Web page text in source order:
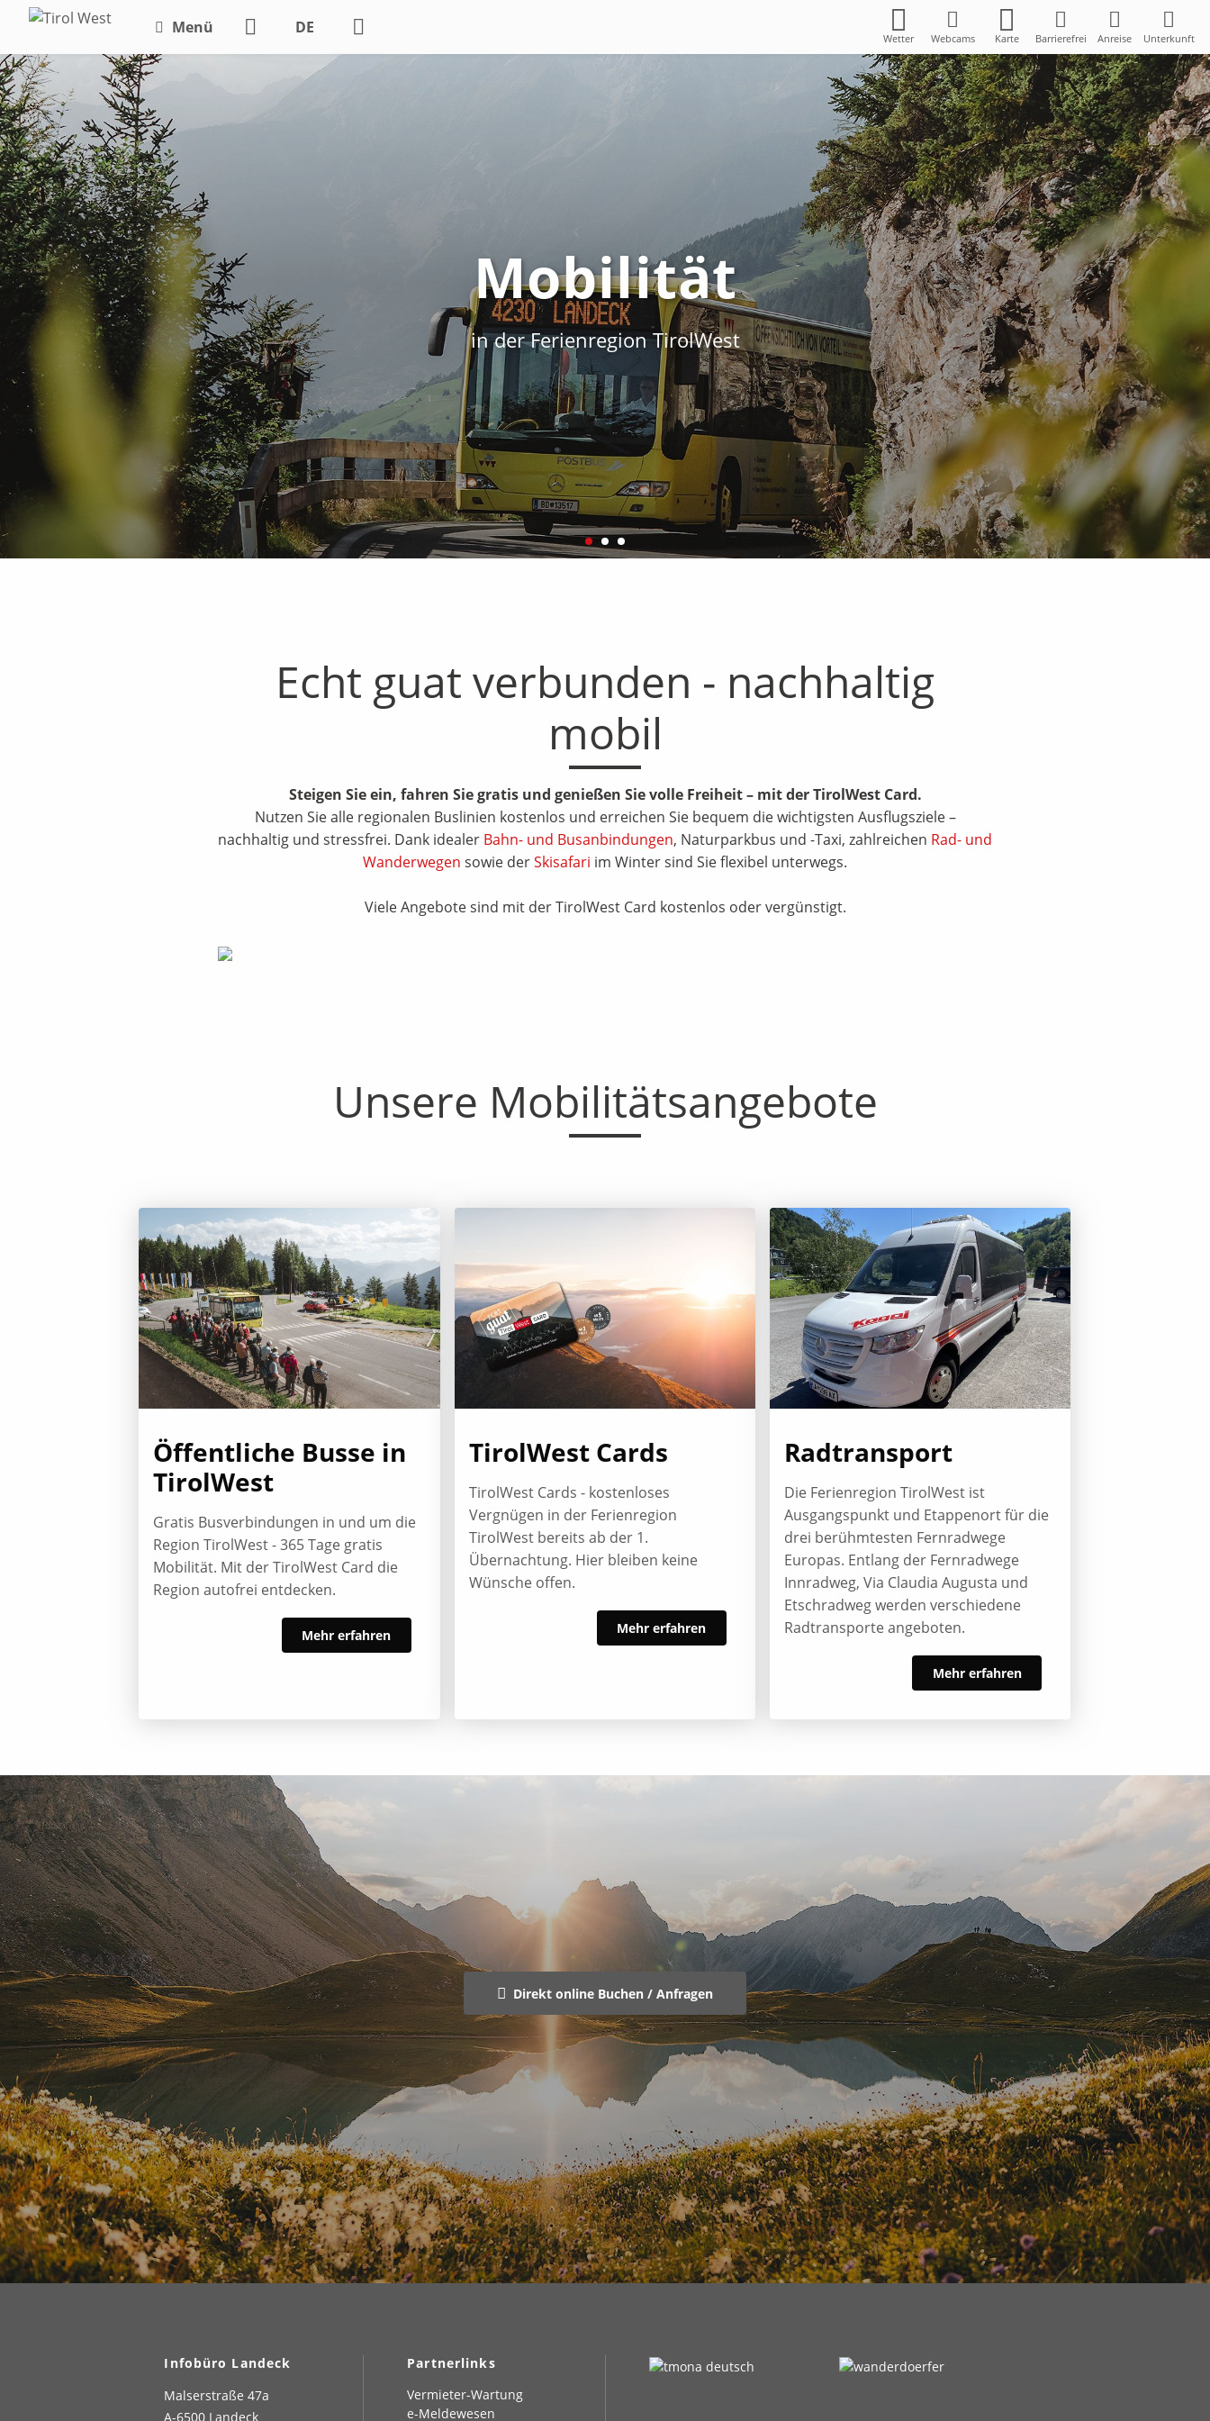
Menü DE
EN
Wetter Webcams Karte Barrierefrei Anreise Unterkunft
Radtransporte
Echt guat verbunden - nachhaltig
mobil
Steigen Sie ein, fahren Sie gratis und genießen Sie volle Freiheit – mit der TirolWest Card.
Nutzen Sie alle regionalen Buslinien kostenlos und erreichen Sie bequem die wichtigsten Ausflugsziele –
nachhaltig und stressfrei. Dank idealer Bahn- und Busanbindungen, Naturparkbus und -Taxi, zahlreichen Rad- und
Wanderwegen sowie derSkisafari im Winter sind Sie flexibel unterwegs.
Viele Angebote sind mit der TirolWest Card kostenlos oder vergünstigt.
Unsere Mobilitätsangebote
Öffentliche Busse in
TirolWest
Gratis Busverbindungen in und um die
Region TirolWest - 365 Tage gratis
Mobilität. Mit der TirolWest Card die
Region autofrei entdecken.
Mehr erfahren
TirolWest Cards
TirolWest Cards - kostenloses
Vergnügen in der Ferienregion
TirolWest bereits ab der 1.
Übernachtung. Hier bleiben keine
Wünsche offen.
Mehr erfahren
Radtransport
Die Ferienregion TirolWest ist
Ausgangspunkt und Etappenort für die
drei berühmtesten Fernradwege
Europas. Entlang der Fernradwege
Innradweg, Via Claudia Augusta und
Etschradweg werden verschiedene
Radtransporte angeboten.
Mehr erfahren
Direkt online Buchen / Anfragen
Infobüro Landeck
Malserstraße 47a
A-6500 Landeck
Partnerlinks
Vermieter-Wartung
e-Meldewesen